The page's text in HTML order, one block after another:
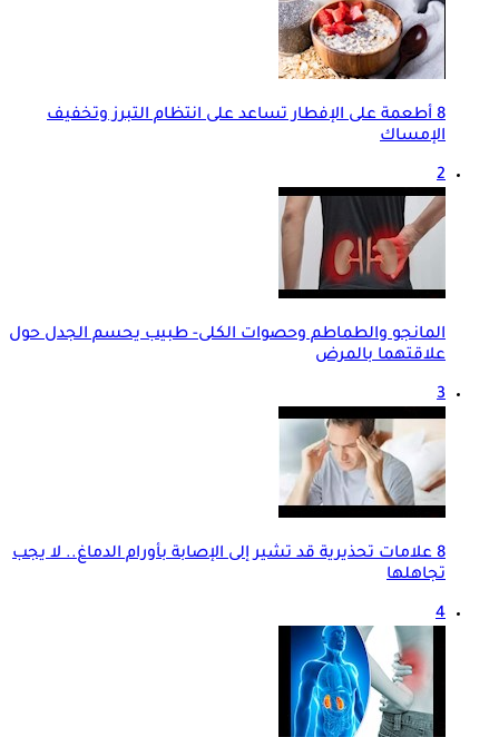
8 أطعمة على الإفطار تساعد على انتظام التبرز وتخفيف
الإمساك
2
المانجو والطماطم وحصوات الكلى- طبيب يحسم الجدل حول
علاقتهما بالمرض
3
8 علامات تحذيرية قد تشير إلى الإصابة بأورام الدماغ.. لا يجب
تجاهلها
4